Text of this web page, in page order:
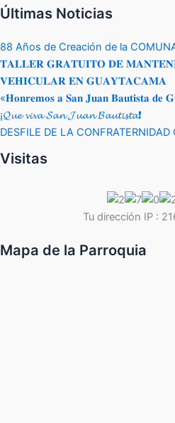
Últimas Noticias
88 Años de Creación de la
𝐓𝐀𝐋𝐋𝐄𝐑 𝐆𝐑𝐀𝐓𝐔𝐈𝐓𝐎 𝐃𝐄
𝐕𝐄𝐇𝐈𝐂𝐔𝐋𝐀𝐑 𝐄𝐍 𝐆𝐔𝐀𝐘𝐓𝐀𝐂𝐀𝐌𝐀
«𝐇𝐨𝐧𝐫𝐞𝐦𝐨𝐬 𝐚 𝐒𝐚𝐧 𝐉𝐮𝐚𝐧 𝐁𝐚𝐮𝐭𝐢𝐬𝐭𝐚 𝐝𝐞
¡𝓠𝓾𝓮 𝓿𝓲𝓿𝓪 𝓢𝓪𝓷 𝓙𝓾𝓪𝓷 𝓑𝓪𝓾𝓽𝓲𝓼𝓽𝓪❗
DESFILE DE LA
Visitas
Tu dirección IP :
Mapa de la Parroquia